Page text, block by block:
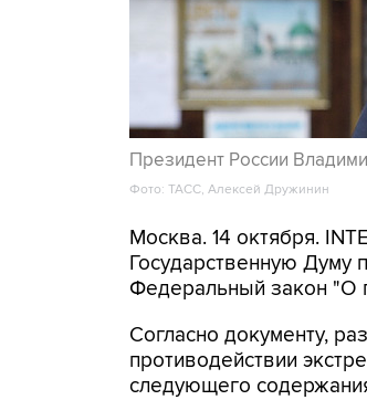
Президент России
Фото: ТАСС, Алексей Дружинин
Москва. 14 октября.
Государственную Думу
Федеральный закон "О
Согласно документу,
противодействии
следующего